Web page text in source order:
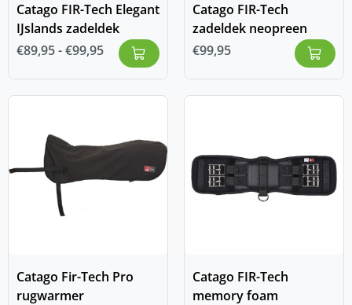
Catago FIR-Tech Elegant
IJslands zadeldek
€89,95-€99,95
Catago FIR-Tech
zadeldek neopreen
€99,95
Catago Fir-Tech Pro
rugwarmer
Catago FIR-Tech
memory foam